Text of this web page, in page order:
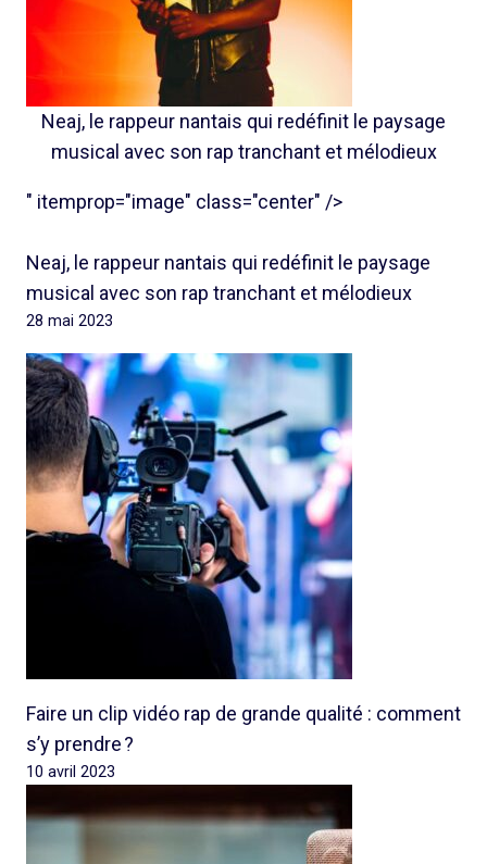
Neaj, le rappeur nantais qui redéfinit le paysage
musical avec son rap tranchant et mélodieux
" itemprop="image" class="center" />
Neaj, le rappeur nantais qui redéfinit le paysage
musical avec son rap tranchant et mélodieux
28 mai 2023
Faire un clip vidéo rap de grande qualité : comment
s’y prendre ?
10 avril 2023